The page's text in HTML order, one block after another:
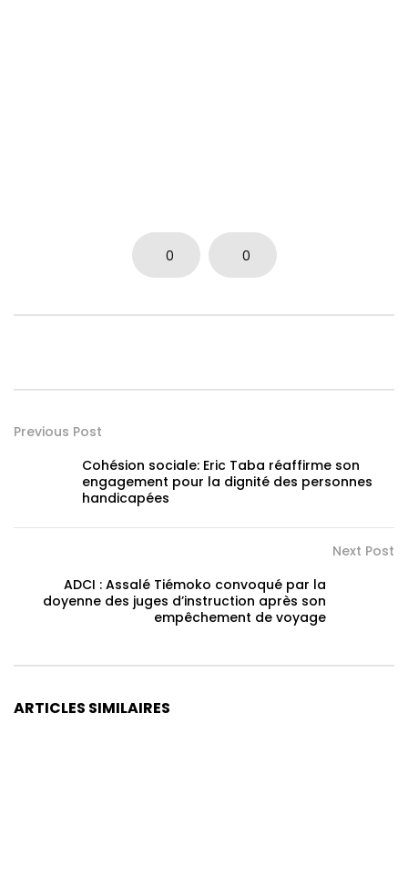
0 0
Previous Post
Cohésion sociale: Eric Taba réaffirme son
engagement pour la dignité des personnes
handicapées
Next Post
ADCI : Assalé Tiémoko convoqué par la
doyenne des juges d’instruction après son
empêchement de voyage
ARTICLES SIMILAIRES